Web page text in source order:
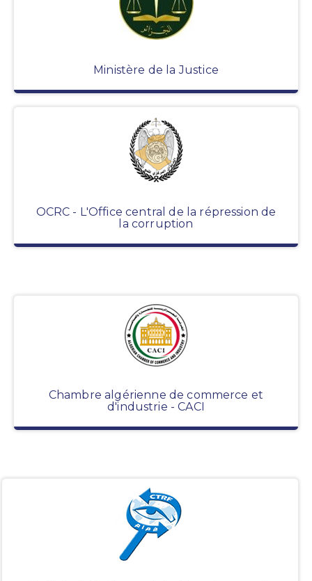
Ministère de la Justice
OCRC - L'Office central de la répression de
la corruption
Chambre algérienne de commerce et
d'industrie - CACI